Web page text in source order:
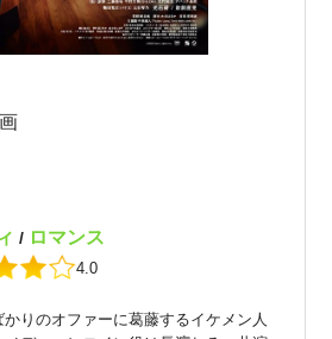
/ ロマンス
4.0
りのオファーに葛藤するイケメン人